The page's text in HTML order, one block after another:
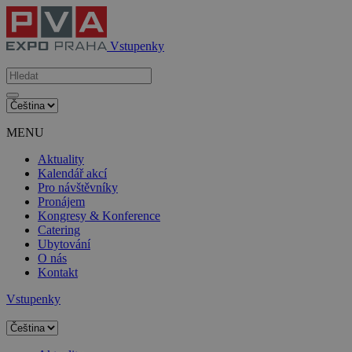
Vstupenky
MENU
Aktuality
Kalendář akcí
Pro návštěvníky
Pronájem
Kongresy & Konference
Catering
Ubytování
O nás
Kontakt
Vstupenky